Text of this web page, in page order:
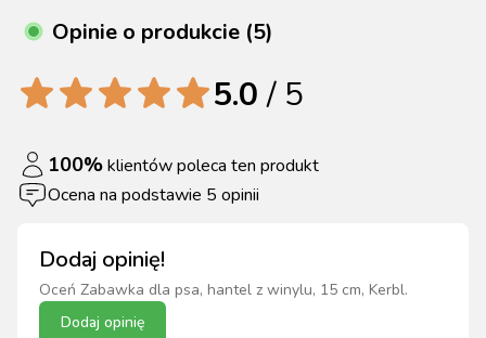
Opinie o produkcie (5)
Dodaj opinię!
Oceń Zabawka dla psa, hantel z winylu, 15 cm, Kerbl.
Dodaj opinię
5.0/ 5
100%klientów poleca ten produkt
Ocena na podstawie 5 opinii